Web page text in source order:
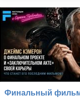
Финальный